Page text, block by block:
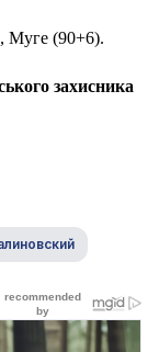
Муге (90+6).
захисника